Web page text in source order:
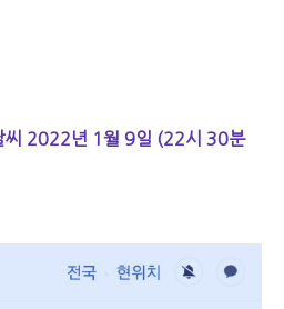
씨 2022년 1월 9일 (22시 30분